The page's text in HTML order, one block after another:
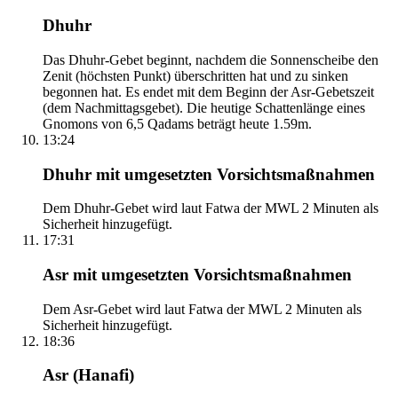
Dhuhr
Das Dhuhr-Gebet beginnt, nachdem die Sonnenscheibe den
Zenit (höchsten Punkt) überschritten hat und zu sinken
begonnen hat. Es endet mit dem Beginn der Asr-Gebetszeit
(dem Nachmittagsgebet). Die heutige Schattenlänge eines
Gnomons von 6,5 Qadams beträgt heute 1.59m.
13:24
Dhuhr mit umgesetzten Vorsichtsmaßnahmen
Dem Dhuhr-Gebet wird laut Fatwa der MWL 2 Minuten als
Sicherheit hinzugefügt.
17:31
Asr mit umgesetzten Vorsichtsmaßnahmen
Dem Asr-Gebet wird laut Fatwa der MWL 2 Minuten als
Sicherheit hinzugefügt.
18:36
Asr (Hanafi)